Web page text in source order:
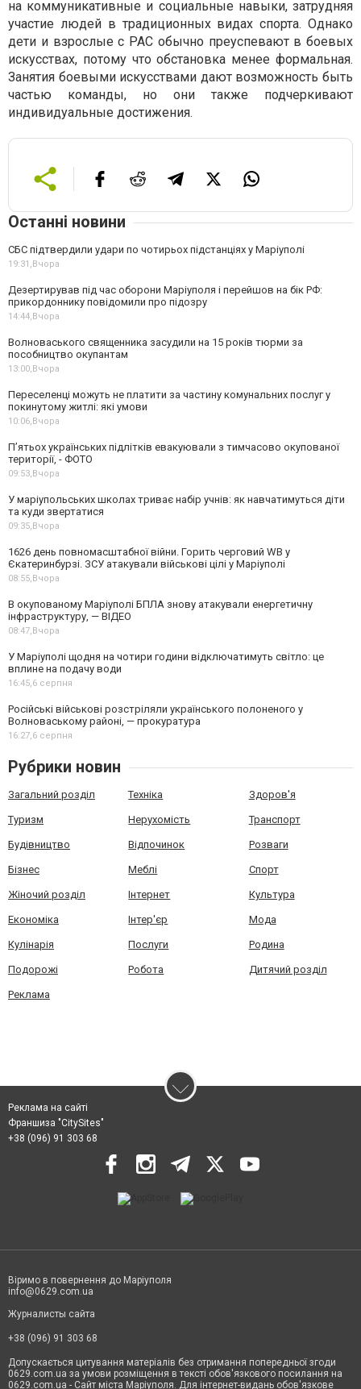
на коммуникативные и социальные навыки, затрудняя
участие людей в традиционных видах спорта. Однако
дети и взрослые с РАС обычно преуспевают в боевых
искусствах, потому что обстановка менее формальная.
Занятия боевыми искусствами дают возможность быть
частью команды, но они также подчеркивают
индивидуальные достижения.
Останні новини
СБС підтвердили удари по чотирьох підстанціях у Маріуполі
19:31,Вчора
Дезертирував під час оборони Маріуполя і перейшов на бік РФ:
прикордоннику повідомили про підозру
14:44,Вчора
Волноваського священника засудили на 15 років тюрми за
пособництво окупантам
13:00,Вчора
Переселенці можуть не платити за частину комунальних послуг у
покинутому житлі: які умови
10:06,Вчора
П’ятьох українських підлітків евакуювали з тимчасово окупованої
території, - ФОТО
09:53,Вчора
У маріупольських школах триває набір учнів: як навчатимуться діти
та куди звертатися
09:35,Вчора
1626 день повномасштабної війни. Горить черговий WB у
Єкатеринбурзі. ЗСУ атакували військові цілі у Маріуполі
08:55,Вчора
В окупованому Маріуполі БПЛА знову атакували енергетичну
інфраструктуру, — ВІДЕО
08:47,Вчора
У Маріуполі щодня на чотири години відключатимуть світло: це
вплине на подачу води
16:45,6 серпня
Російські військові розстріляли українського полоненого у
Волноваському районі, — прокуратура
16:27,6 серпня
Рубрики новин
Загальний розділ Техніка Здоров'я
Туризм Нерухомість Транспорт
Будівництво Відпочинок Розваги
Бізнес Меблі Спорт
Жіночий розділ Інтернет Культура
Економіка Інтер'єр Мода
Кулінарія Послуги Родина
Подорожі Робота Дитячий розділ
Реклама
Реклама на сайті
Франшиза "CitySites"
+38 (096) 91 303 68
Віримо в повернення до Маріуполя
info@0629.com.ua
Журналисты сайта
+38 (096) 91 303 68
Допускається цитування матеріалів без отримання попередньої згоди
0629.com.ua за умови розміщення в тексті обов'язкового посилання на
0629.com.ua - Сайт міста Маріуполя. Для інтернет-видань обов'язкове